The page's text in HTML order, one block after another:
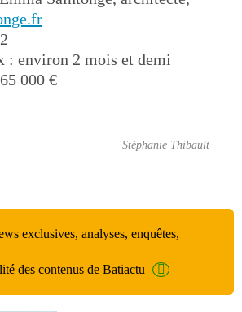
: environ 2 mois et demi
000 €
Stéphanie Thibault
exclusives, analyses, enquêtes,
des contenus de Batiactu